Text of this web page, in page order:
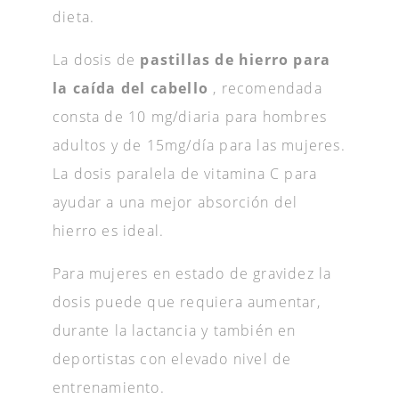
dieta.
La dosis de pastillas de hierro para
la caída del cabello , recomendada
consta de 10 mg/diaria para hombres
adultos y de 15mg/día para las mujeres.
La dosis paralela de vitamina C para
ayudar a una mejor absorción del
hierro es ideal.
Para mujeres en estado de gravidez la
dosis puede que requiera aumentar,
durante la lactancia y también en
deportistas con elevado nivel de
entrenamiento.